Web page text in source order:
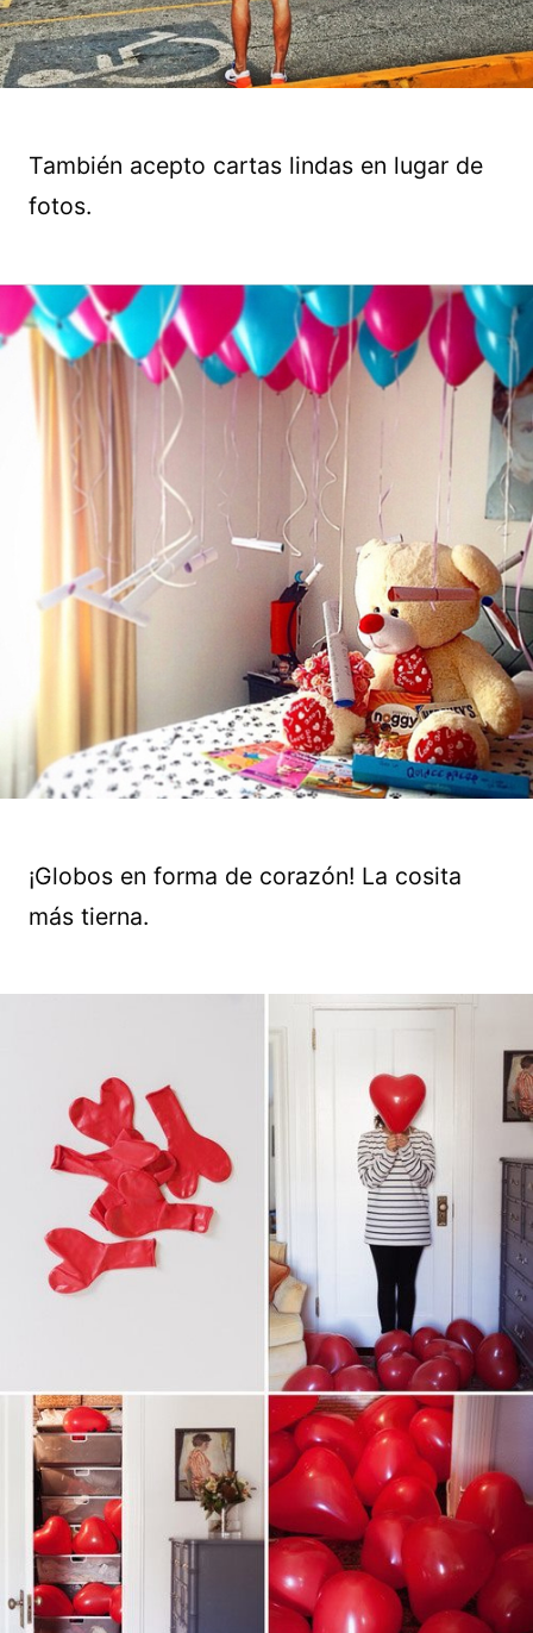
También acepto cartas lindas en lugar de
fotos.
¡Globos en forma de corazón! La cosita
más tierna.